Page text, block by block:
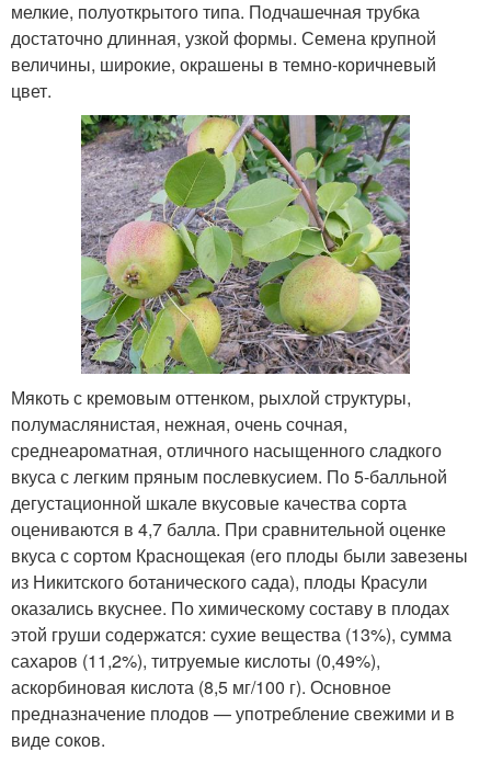
мелкие, полуоткрытого типа. Подчашечная трубка
достаточно длинная, узкой формы. Семена крупной
величины, широкие, окрашены в темно-коричневый
цвет.
Мякоть с кремовым оттенком, рыхлой структуры,
полумаслянистая, нежная, очень сочная,
среднеароматная, отличного насыщенного сладкого
вкуса с легким пряным послевкусием. По 5-балльной
дегустационной шкале вкусовые качества сорта
оцениваются в 4,7 балла. При сравнительной оценке
вкуса с сортом Краснощекая (его плоды были завезены
из Никитского ботанического сада), плоды Красули
оказались вкуснее. По химическому составу в плодах
этой груши содержатся: сухие вещества (13%), сумма
сахаров (11,2%), титруемые кислоты (0,49%),
аскорбиновая кислота (8,5 мг/100 г). Основное
предназначение плодов — употребление свежими и в
виде соков.